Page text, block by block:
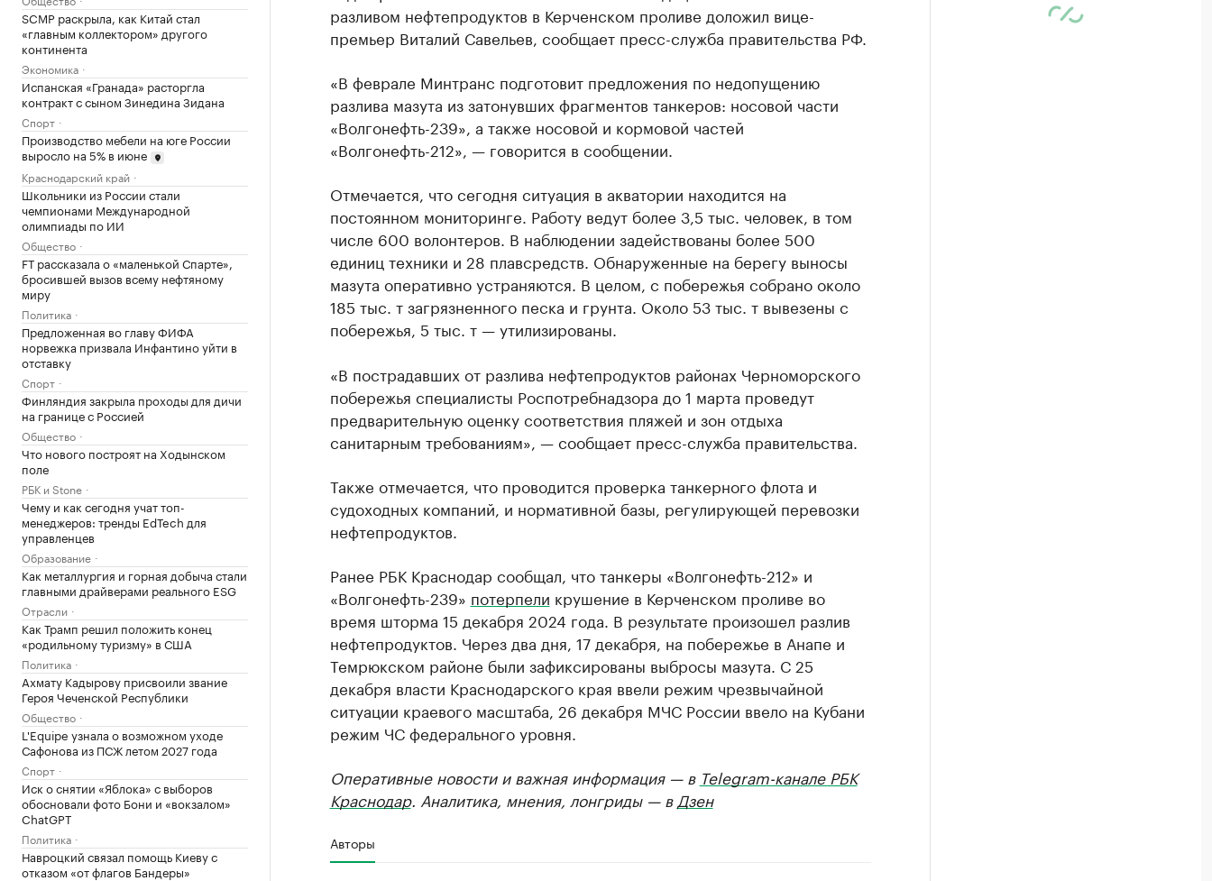
SCMP раскрыла, как Китай стал
«главным коллектором» другого
континента
Экономика
Испанская «Гранада» расторгла
контракт с сыном Зинедина Зидана
Спорт
Производство мебели на юге России
выросло на 5% в июне
Краснодарский край
Школьники из России стали
чемпионами Международной
олимпиады по ИИ
Общество
FT рассказала о «маленькой Спарте»,
бросившей вызов всему нефтяному
миру
Политика
Предложенная во главу ФИФА
норвежка призвала Инфантино уйти в
отставку
Спорт
Финляндия закрыла проходы для дичи
на границе с Россией
Общество
Что нового построят на Ходынском
поле
РБК и Stone
Чему и как сегодня учат топ-
менеджеров: тренды EdTech для
управленцев
Образование
Как металлургия и горная добыча стали
главными драйверами реального ESG
Отрасли
Как Трамп решил положить конец
«родильному туризму» в США
Политика
Ахмату Кадырову присвоили звание
Героя Чеченской Республики
Общество
L'Equipe узнала о возможном уходе
Сафонова из ПСЖ летом 2027 года
Спорт
Иск о снятии «Яблока» с выборов
обосновали фото Бони и «вокзалом»
ChatGPT
Политика
Навроцкий связал помощь Киеву с
отказом «от флагов Бандеры»
разливом нефтепродуктов в Керченском проливе доложил вице-
премьер Виталий Савельев, сообщает пресс-служба правительства РФ.
«В феврале Минтранс подготовит предложения по недопущению
разлива мазута из затонувших фрагментов танкеров: носовой части
«Волгонефть-239», а также носовой и кормовой частей
«Волгонефть-212», — говорится в сообщении.
Отмечается, что сегодня ситуация в акватории находится на
постоянном мониторинге. Работу ведут более 3,5 тыс. человек, в том
числе 600 волонтеров. В наблюдении задействованы более 500
единиц техники и 28 плавсредств. Обнаруженные на берегу выносы
мазута оперативно устраняются. В целом, с побережья собрано около
185 тыс. т загрязненного песка и грунта. Около 53 тыс. т вывезены с
побережья, 5 тыс. т — утилизированы.
«В пострадавших от разлива нефтепродуктов районах Черноморского
побережья специалисты Роспотребнадзора до 1 марта проведут
предварительную оценку соответствия пляжей и зон отдыха
санитарным требованиям», — сообщает пресс-служба правительства.
Также отмечается, что проводится проверка танкерного флота и
судоходных компаний, и нормативной базы, регулирующей перевозки
нефтепродуктов.
Ранее РБК Краснодар сообщал, что танкеры «Волгонефть-212» и
«Волгонефть-239» потерпели крушение в Керченском проливе во
время шторма 15 декабря 2024 года. В результате произошел разлив
нефтепродуктов. Через два дня, 17 декабря, на побережье в Анапе и
Темрюкском районе были зафиксированы выбросы мазута. С 25
декабря власти Краснодарского края ввели режим чрезвычайной
ситуации краевого масштаба, 26 декабря МЧС России ввело на Кубани
режим ЧС федерального уровня.
Оперативные новости и важная информация — в Telegram-канале РБК
Краснодар. Аналитика, мнения, лонгриды — в Дзен
Авторы